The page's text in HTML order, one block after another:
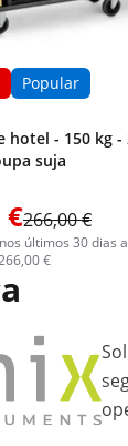
Popular
hotel - 150 kg -
suja
€266,00 €
últimos 30 dias
€